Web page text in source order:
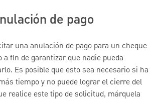
de pago
una anulación de pago para un cheque
a fin de garantizar que nadie pueda
Es posible que esto sea necesario si ha
tiempo y no puede lograr el cierre del
realice este tipo de solicitud, márquela